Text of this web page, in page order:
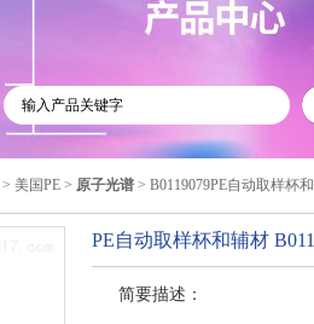
> 美国PE > 原子光谱 > B0119079PE自动取样杯
PE自动取样杯和辅材
简要描述：